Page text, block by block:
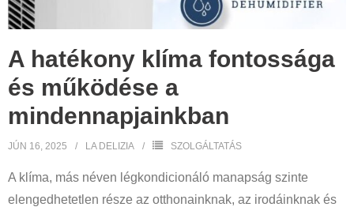
A hatékony klíma fontossága
és működése a
mindennapjainkban
JÚN 16, 2025 LA DELIZIA SZOLGÁLTATÁS
A klíma, más néven légkondicionáló manapság szinte
elengedhetetlen része az otthonainknak, az irodáinknak és